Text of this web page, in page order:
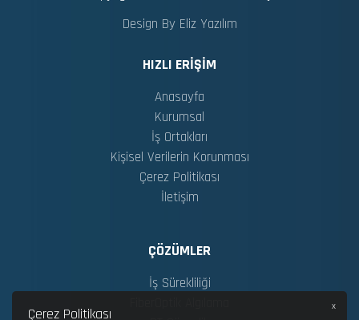
Design By Eliz Yazılım
HIZLI ERIŞIM
Anasayfa
Kurumsal
İş Ortakları
Kişisel Verilerin Korunması
Çerez Politikası
İletişim
ÇÖZÜMLER
İş Sürekliliği
x
Çerez Politikası